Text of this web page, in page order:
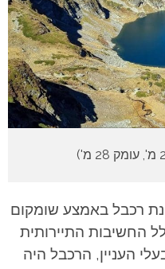
רכבל באמצע שומקום
החשיבות התיירותית
העניין, הרכבל היה